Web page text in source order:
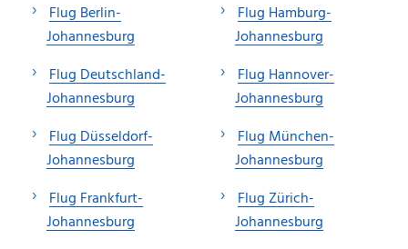
Flug Berlin-
Johannesburg
Flug Deutschland-
Johannesburg
Flug Düsseldorf-
Johannesburg
Flug Frankfurt-
Johannesburg
Flug Hamburg-
Johannesburg
Flug Hannover-
Johannesburg
Flug München-
Johannesburg
Flug Zürich-
Johannesburg